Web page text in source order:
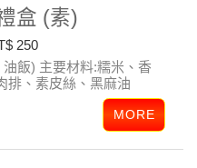
盒 (素)
250
油飯) 主要材料:糯米、香
排、素皮絲、黑麻油